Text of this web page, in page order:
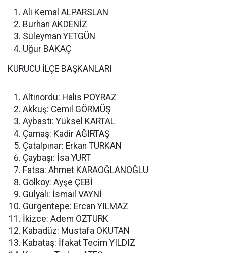
Ali Kemal ALPARSLAN
Burhan AKDENİZ
Süleyman YETGÜN
Uğur BAKAÇ
KURUCU İLÇE BAŞKANLARI
Altınordu: Halis POYRAZ
Akkuş: Cemil GÖRMÜŞ
Aybastı: Yüksel KARTAL
Çamaş: Kadir AĞIRTAŞ
Çatalpınar: Erkan TÜRKAN
Çaybaşı: İsa YURT
Fatsa: Ahmet KARAOĞLANOĞLU
Gölköy: Ayşe ÇEBİ
Gülyalı: İsmail VAYNİ
Gürgentepe: Ercan YILMAZ
İkizce: Adem ÖZTÜRK
Kabadüz: Mustafa OKUTAN
Kabataş: İfakat Tecim YILDIZ